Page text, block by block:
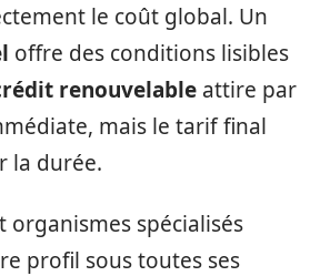
le coût global. Un
offre des conditions lisibles
renouvelable attire par
mais le tarif final
la durée.
organismes spécialisés
profil sous toutes ses